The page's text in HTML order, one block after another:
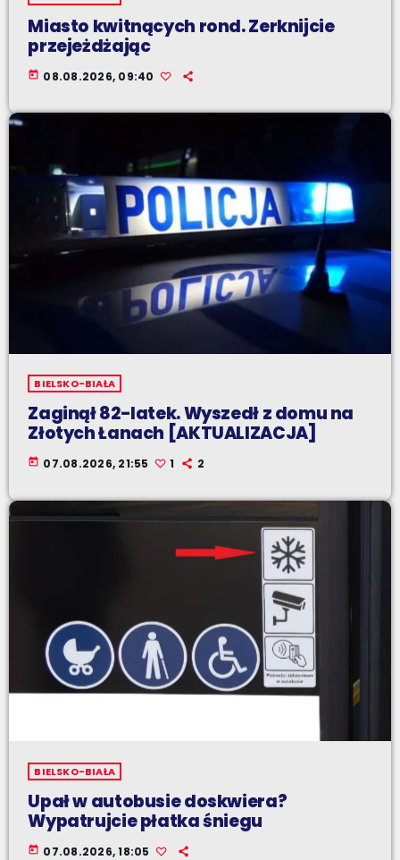
Miasto kwitnących rond. Zerknijcie
przejeżdżając
today 08.08.2026, 09:40
BIELSKO-BIAŁA
Zaginął 82-latek. Wyszedł z domu na
Złotych Łanach [AKTUALIZACJA]
today 07.08.2026, 21:55 1 2
BIELSKO-BIAŁA
Upał w autobusie doskwiera?
Wypatrujcie płatka śniegu
today 07.08.2026, 18:05